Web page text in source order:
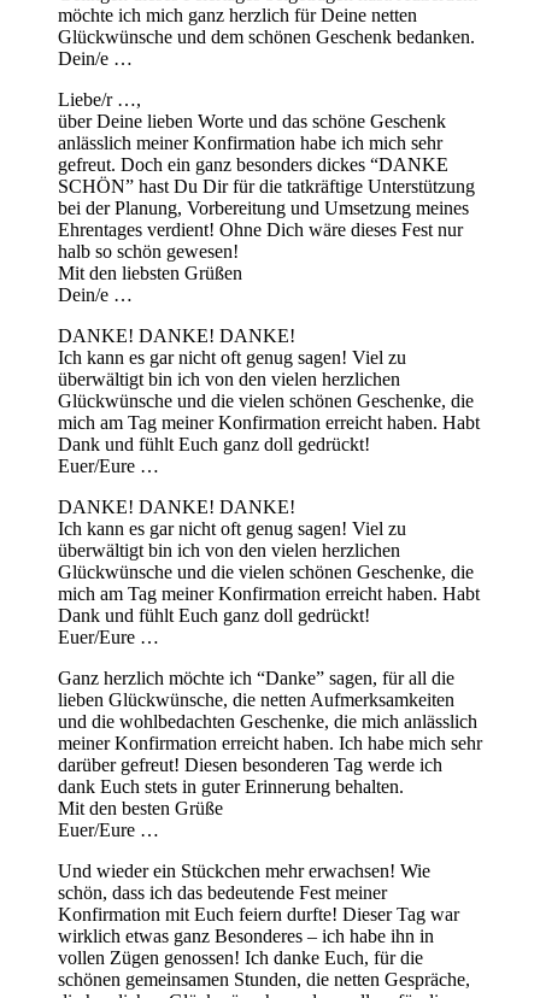
möchte ich mich ganz herzlich für Deine netten
Glückwünsche und dem schönen Geschenk bedanken.
Dein/e …
Liebe/r …,
über Deine lieben Worte und das schöne Geschenk
anlässlich meiner Konfirmation habe ich mich sehr
gefreut. Doch ein ganz besonders dickes “DANKE
SCHÖN” hast Du Dir für die tatkräftige Unterstützung
bei der Planung, Vorbereitung und Umsetzung meines
Ehrentages verdient! Ohne Dich wäre dieses Fest nur
halb so schön gewesen!
Mit den liebsten Grüßen
Dein/e …
DANKE! DANKE! DANKE!
Ich kann es gar nicht oft genug sagen! Viel zu
überwältigt bin ich von den vielen herzlichen
Glückwünsche und die vielen schönen Geschenke, die
mich am Tag meiner Konfirmation erreicht haben. Habt
Dank und fühlt Euch ganz doll gedrückt!
Euer/Eure …
DANKE! DANKE! DANKE!
Ich kann es gar nicht oft genug sagen! Viel zu
überwältigt bin ich von den vielen herzlichen
Glückwünsche und die vielen schönen Geschenke, die
mich am Tag meiner Konfirmation erreicht haben. Habt
Dank und fühlt Euch ganz doll gedrückt!
Euer/Eure …
Ganz herzlich möchte ich “Danke” sagen, für all die
lieben Glückwünsche, die netten Aufmerksamkeiten
und die wohlbedachten Geschenke, die mich anlässlich
meiner Konfirmation erreicht haben. Ich habe mich sehr
darüber gefreut! Diesen besonderen Tag werde ich
dank Euch stets in guter Erinnerung behalten.
Mit den besten Grüße
Euer/Eure …
Und wieder ein Stückchen mehr erwachsen! Wie
schön, dass ich das bedeutende Fest meiner
Konfirmation mit Euch feiern durfte! Dieser Tag war
wirklich etwas ganz Besonderes – ich habe ihn in
vollen Zügen genossen! Ich danke Euch, für die
schönen gemeinsamen Stunden, die netten Gespräche,